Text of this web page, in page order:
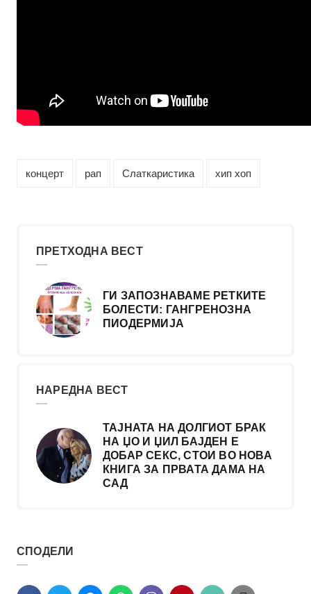
концерт рап Слаткаристика хип хоп
ПРЕТХОДНА ВЕСТ
ГИ ЗАПОЗНАВАМЕ РЕТКИТЕ
БОЛЕСТИ: ГАНГРЕНОЗНА
ПИОДЕРМИЈА
НАРЕДНА ВЕСТ
ТАЈНАТА НА ДОЛГИОТ БРАК
НА ЏО И ЏИЛ БАЈДЕН Е
ДОБАР СЕКС, СТОИ ВО НОВА
КНИГА ЗА ПРВАТА ДАМА НА
САД
СПОДЕЛИ